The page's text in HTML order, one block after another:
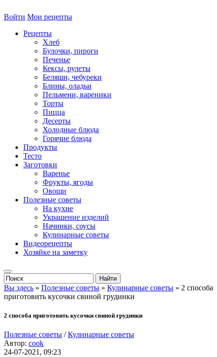
Войти Мои рецепты
Рецепты
Хлеб
Булочки, пироги
Печенье
Кексы, рулеты
Беляши, чебуреки
Блины, оладьи
Пельмени, вареники
Торты
Пицца
Десерты
Холодные блюда
Горячие блюда
Продукты
Тесто
Заготовки
Варенье
Фрукты, ягоды
Овощи
Полезные советы
На кухне
Украшение изделий
Начинки, соусы
Кулинарные советы
Видеорецепты
Хозяйке на заметку
Вы здесь » Полезные советы » Кулинарные советы » 2 способа
приготовить кусочки свиной грудинки
2 способа приготовить кусочки свиной грудинки
Полезные советы /Кулинарные советы
Автор: cook
24-07-2021, 09:23